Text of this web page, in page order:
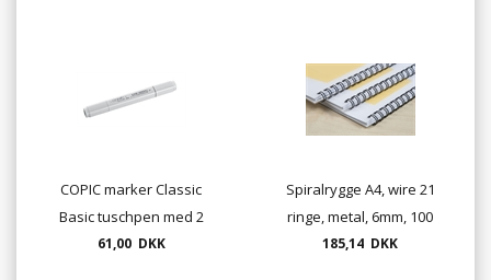
COPIC marker Classic
Basic tuschpen med 2
spidser. Ring for
61,00 DKK
Spiralrygge A4, wire 21
ringe, metal, 6mm, 100
stk./ks.
185,14 DKK